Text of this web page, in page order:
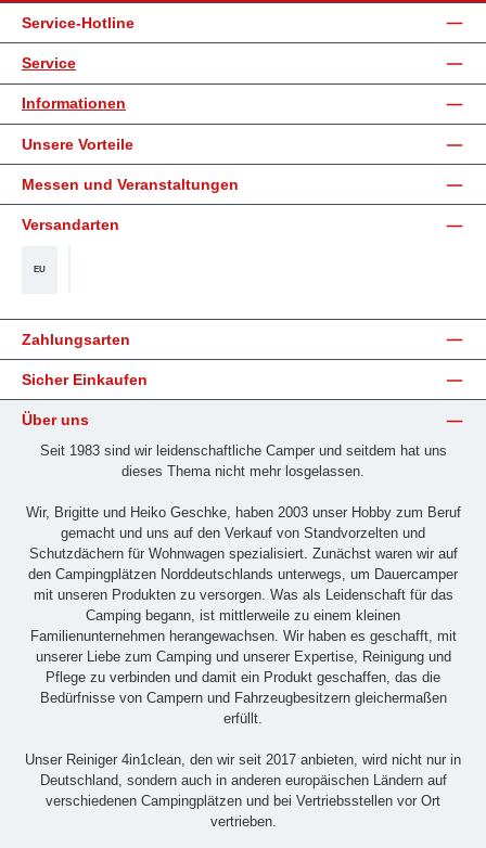
Service-Hotline
Service
Informationen
Unsere Vorteile
Messen und Veranstaltungen
Versandarten
EU
Zahlungsarten
Sicher Einkaufen
Über uns
Seit 1983 sind wir leidenschaftliche Camper und seitdem hat uns
dieses Thema nicht mehr losgelassen.
Wir, Brigitte und Heiko Geschke, haben 2003 unser Hobby zum Beruf
gemacht und uns auf den Verkauf von Standvorzelten und
Schutzdächern für Wohnwagen spezialisiert. Zunächst waren wir auf
den Campingplätzen Norddeutschlands unterwegs, um Dauercamper
mit unseren Produkten zu versorgen. Was als Leidenschaft für das
Camping begann, ist mittlerweile zu einem kleinen
Familienunternehmen herangewachsen. Wir haben es geschafft, mit
unserer Liebe zum Camping und unserer Expertise, Reinigung und
Pflege zu verbinden und damit ein Produkt geschaffen, das die
Bedürfnisse von Campern und Fahrzeugbesitzern gleichermaßen
erfüllt.
Unser Reiniger 4in1clean, den wir seit 2017 anbieten, wird nicht nur in
Deutschland, sondern auch in anderen europäischen Ländern auf
verschiedenen Campingplätzen und bei Vertriebsstellen vor Ort
vertrieben.